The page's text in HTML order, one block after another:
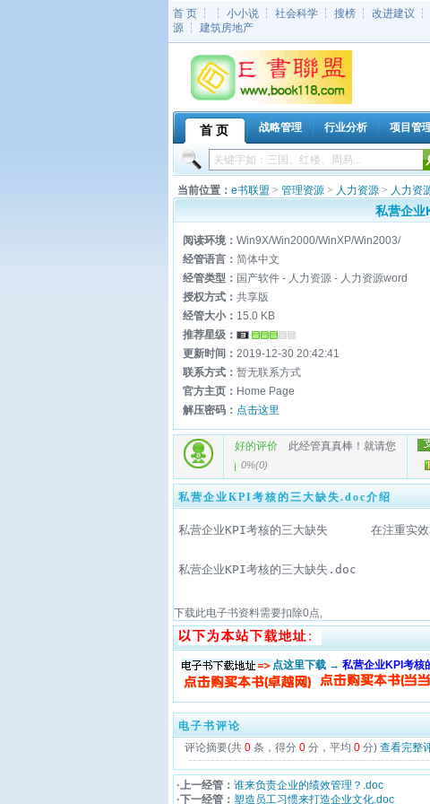
首 页 ┆ ┆ 小小说 ┆ 社会科学 ┆ 搜榜 ┆ 改进建议 ┆
源 ┆ 建筑房地产
首 页 战略管理 行业分析 项目管
当前位置： e书联盟 > 管理资源 > 人力资源 > 人力资
私营企业
阅读环境： Win9X/Win2000/WinXP/Win2003/
经管语言： 简体中文
经管类型： 国产软件 - 人力资源 - 人力资源word
授权方式： 共享版
经管大小： 15.0 KB
推荐星级：
更新时间： 2019-12-30 20:42:41
联系方式： 暂无联系方式
官方主页： Home Page
解压密码： 点击这里
好的评价 此经管真真棒！就请您
0%(0)
私营企业KPI考核的三大缺失.doc介绍
私营企业KPI考核的三大缺失.doc
下载此电子书资料需要扣除0点,
点这里下载 → 私营企业KPI考核
电子书评论
评论摘要(共 0 条，得分 0 分，平均 0 分) 查看完整
·上一经管： 谁来负责企业的绩效管理？.doc
·下一经管： 塑造员工习惯来打造企业文化.doc